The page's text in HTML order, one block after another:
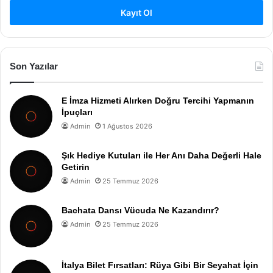
Kayıt Ol
Son Yazılar
E İmza Hizmeti Alırken Doğru Tercihi Yapmanın
İpuçları
Admin 1 Ağustos 2026
Şık Hediye Kutuları ile Her Anı Daha Değerli Hale
Getirin
Admin 25 Temmuz 2026
Bachata Dansı Vücuda Ne Kazandırır?
Admin 25 Temmuz 2026
İtalya Bilet Fırsatları: Rüya Gibi Bir Seyahat İçin